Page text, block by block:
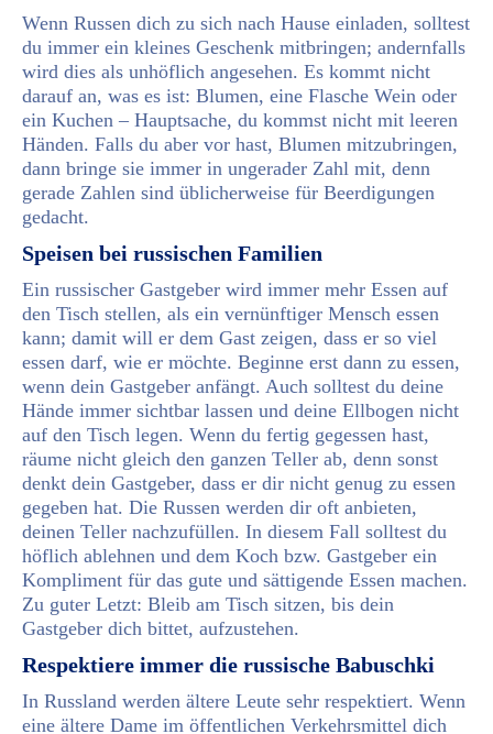
Wenn Russen dich zu sich nach Hause einladen, solltest
du immer ein kleines Geschenk mitbringen; andernfalls
wird dies als unhöflich angesehen. Es kommt nicht
darauf an, was es ist: Blumen, eine Flasche Wein oder
ein Kuchen – Hauptsache, du kommst nicht mit leeren
Händen. Falls du aber vor hast, Blumen mitzubringen,
dann bringe sie immer in ungerader Zahl mit, denn
gerade Zahlen sind üblicherweise für Beerdigungen
gedacht.
Speisen bei russischen Familien
Ein russischer Gastgeber wird immer mehr Essen auf
den Tisch stellen, als ein vernünftiger Mensch essen
kann; damit will er dem Gast zeigen, dass er so viel
essen darf, wie er möchte. Beginne erst dann zu essen,
wenn dein Gastgeber anfängt. Auch solltest du deine
Hände immer sichtbar lassen und deine Ellbogen nicht
auf den Tisch legen. Wenn du fertig gegessen hast,
räume nicht gleich den ganzen Teller ab, denn sonst
denkt dein Gastgeber, dass er dir nicht genug zu essen
gegeben hat. Die Russen werden dir oft anbieten,
deinen Teller nachzufüllen. In diesem Fall solltest du
höflich ablehnen und dem Koch bzw. Gastgeber ein
Kompliment für das gute und sättigende Essen machen.
Zu guter Letzt: Bleib am Tisch sitzen, bis dein
Gastgeber dich bittet, aufzustehen.
Respektiere immer die russische Babuschki
In Russland werden ältere Leute sehr respektiert. Wenn
eine ältere Dame im öffentlichen Verkehrsmittel dich